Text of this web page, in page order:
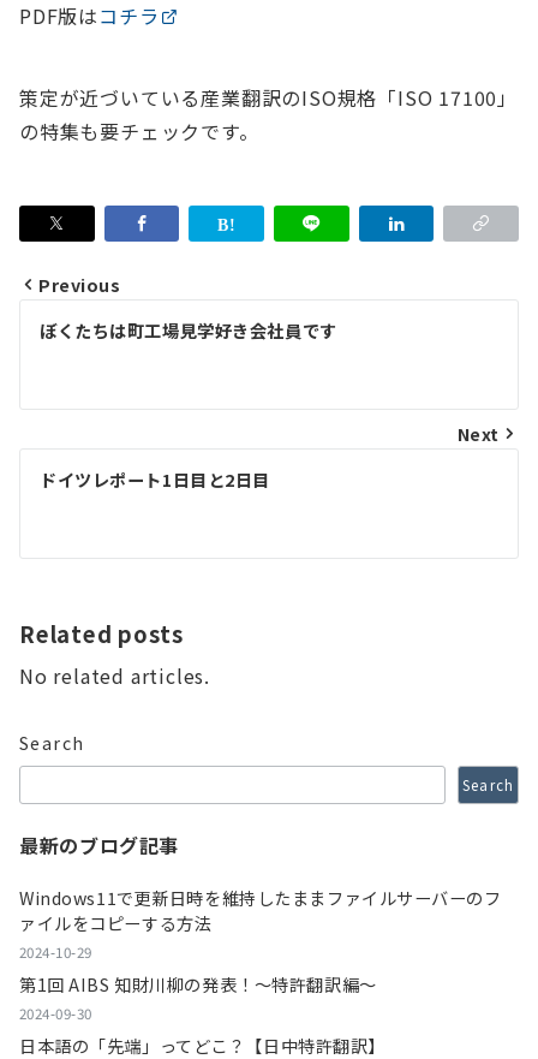
PDF版はコチラ
策定が近づいている産業翻訳のISO規格「ISO 17100」
の特集も要チェックです。
Post
Previous
ぼくたちは町工場見学好き会社員です
Next
ドイツレポート1日目と2日目
Related posts
No related articles.
Search
Search
最新のブログ記事
Windows11で更新日時を維持したままファイルサーバーのフ
ァイルをコピーする方法
2024-10-29
第1回 AIBS 知財川柳の発表！～特許翻訳編～
2024-09-30
日本語の「先端」ってどこ？【日中特許翻訳】